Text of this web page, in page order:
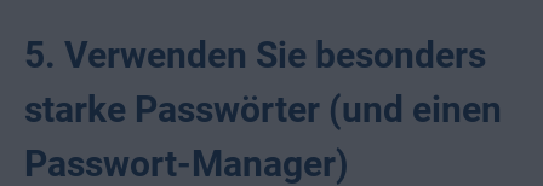
5. Verwenden Sie besonders
starke Passwörter (und einen
Passwort-Manager)